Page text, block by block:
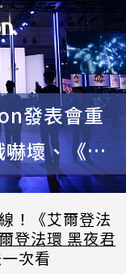
發表會重
壞、《勇
情
！《艾爾登法
登法環 黑夜君
次看